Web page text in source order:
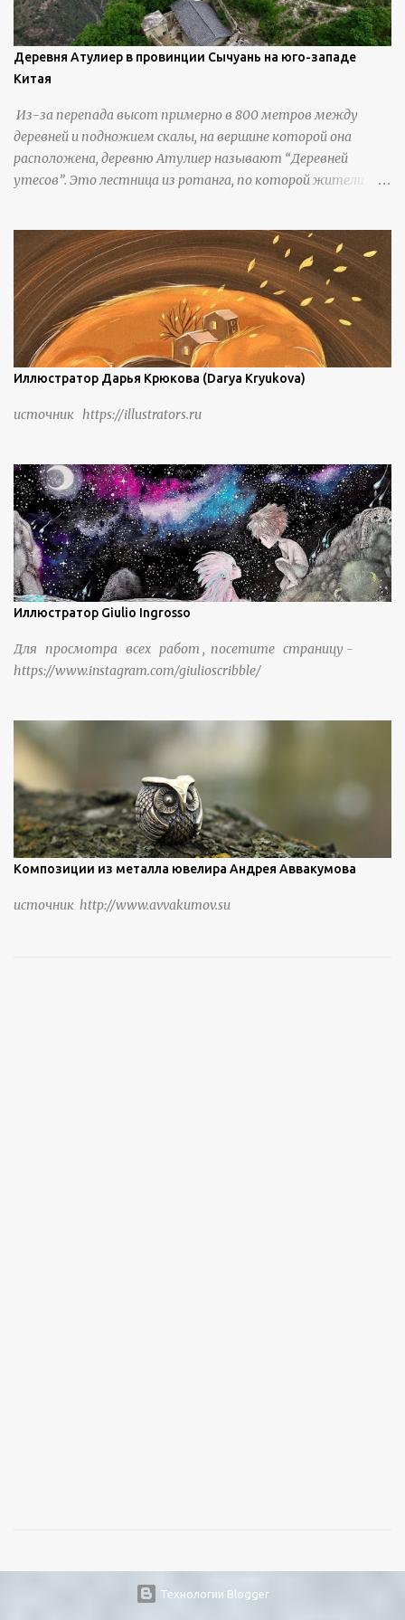
Деревня Атулиер в провинции Сычуань на юго-западе
Китая
Из-за перепада высот примерно в 800 метров между
деревней и подножием скалы, на вершине которой она
расположена, деревню Атулиер называют “Деревней
утесов”. Это лестница из ротанга, по которой жители
стальными лестницами с защитными перилами, и
передвижение детей и жителей деревни было улучшено.
Подъем от подножия горы до вершины занимает до 4
часов. По словам местных жителей, их предки мигрировали
в деревню, поскольку обнаружили, что в этом месте
приятный климат и природная среда, подходящие для
проживания, ведения сельского хозяйства и разведения
защитить их от бандитизма и войн. С тех пор особая
жизнью в деревне в течение шести или семи поколений.
Иллюстратор Дарья Крюкова (Darya Kryukova)
источник https://illustrators.ru
Иллюстратор Giulio Ingrosso
Для просмотра всех работ , посетите страницу -
https://www.instagram.com/giulioscribble/
Композиции из металла ювелира Андрея Аввакумова
источник http://www.avvakumov.su
Технологии Blogger